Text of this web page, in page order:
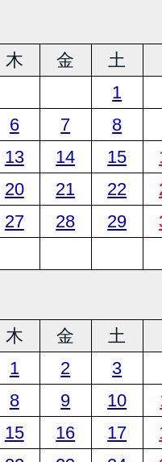
木 金 土
1
6 7
8
13 14 15
20 21 22
27 28 29
木 金 土
1
2
3
8 9 10
15 16 17